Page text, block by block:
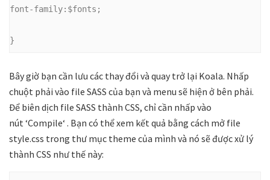
font-family:$fonts;
}
Bây giờ bạn cần lưu các thay đổi và quay trở lại Koala. Nhấp
chuột phải vào file SASS của bạn và menu sẽ hiện ở bên phải.
Để biên dịch file SASS thành CSS, chỉ cần nhấp vào
nút‘Compile‘ . Bạn có thể xem kết quả bằng cách mở file
style.css trong thư mục theme của mình và nó sẽ ​​được xử lý
thành CSS như thế này: